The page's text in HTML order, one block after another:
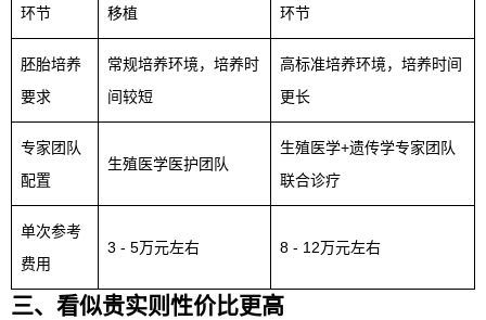
环节
移植
环节
胚胎培养
要求
常规培养环境，培养时
间较短
高标准培养环境，培养时间
更长
专家团队
配置
生殖医学医护团队
生殖医学+遗传学专家团队
联合诊疗
单次参考
费用
3 - 5万元左右 8 - 12万元左右
三、看似贵实则性价比更高